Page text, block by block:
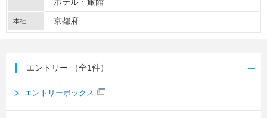
本社 京都府
エントリー （全1件）
エントリーボックス